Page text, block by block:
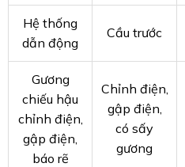
Hệ thống
dẫn động
Cầu trước
Gương
chiếu hậu
chỉnh điện,
gập điện,
báo rẽ
Chỉnh điện,
gập điện,
có sấy
gương